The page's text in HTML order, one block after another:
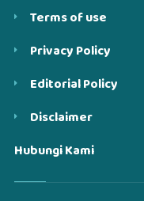
Terms of use
Privacy Policy
Editorial Policy
Disclaimer
Hubungi Kami